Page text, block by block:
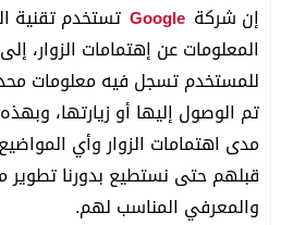
إن شركة Google تستخدم تقنية
المعلومات عن إهتمامات الزوار،
للمستخدم تسجل فيه معلومات
تم الوصول إليها أو زيارتها،
مدى اهتمامات الزوار وأي
قبلهم حتى نستطيع بدورنا تطوير
والمعرفي المناسب لهم.